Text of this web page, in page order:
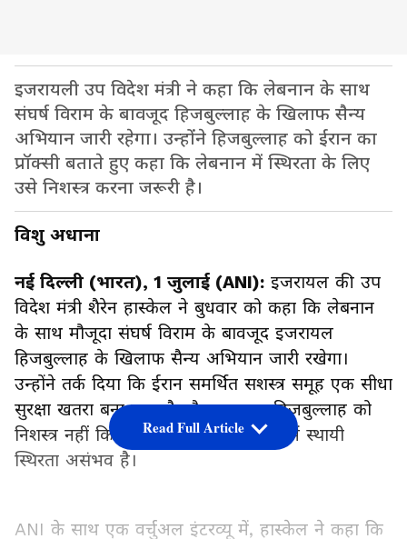
इजरायली उप विदेश मंत्री ने कहा कि लेबनान के साथ
संघर्ष विराम के बावजूद हिजबुल्लाह के खिलाफ सैन्य
अभियान जारी रहेगा। उन्होंने हिजबुल्लाह को ईरान का
प्रॉक्सी बताते हुए कहा कि लेबनान में स्थिरता के लिए
उसे निशस्त्र करना जरूरी है।
विशु अधाना
नई दिल्ली (भारत), 1 जुलाई (ANI): इजरायल की उप
विदेश मंत्री शैरेन हास्केल ने बुधवार को कहा कि लेबनान
के साथ मौजूदा संघर्ष विराम के बावजूद इजरायल
हिजबुल्लाह के खिलाफ सैन्य अभियान जारी रखेगा।
उन्होंने तर्क दिया कि ईरान समर्थित सशस्त्र समूह एक सीधा
सुरक्षा खतरा बना हुआ है और जब तक हिजबुल्लाह को
निशस्त्र नहीं किया जाता, तब तक लेबनान में स्थायी
स्थिरता असंभव है।